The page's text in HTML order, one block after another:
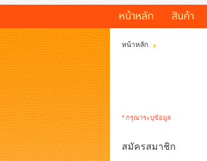
สินค้าที่สนใจ
หน้าหลัก สินค้า
บัญชีผู้ใช้ ติดต่อเรา
ขั้นตอนการสั่งซื้อ แจ้งชำระเงิน
ข่าวสาร
หน้าหลัก สินค้า
หน้าหลัก
* กรุณาระบุข้อมูล
สมัครสมาชิก